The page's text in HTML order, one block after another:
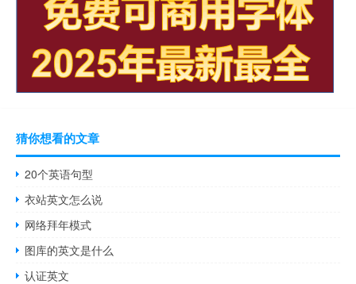
猜你想看的文章
20个英语句型
衣站英文怎么说
网络拜年模式
图库的英文是什么
认证英文